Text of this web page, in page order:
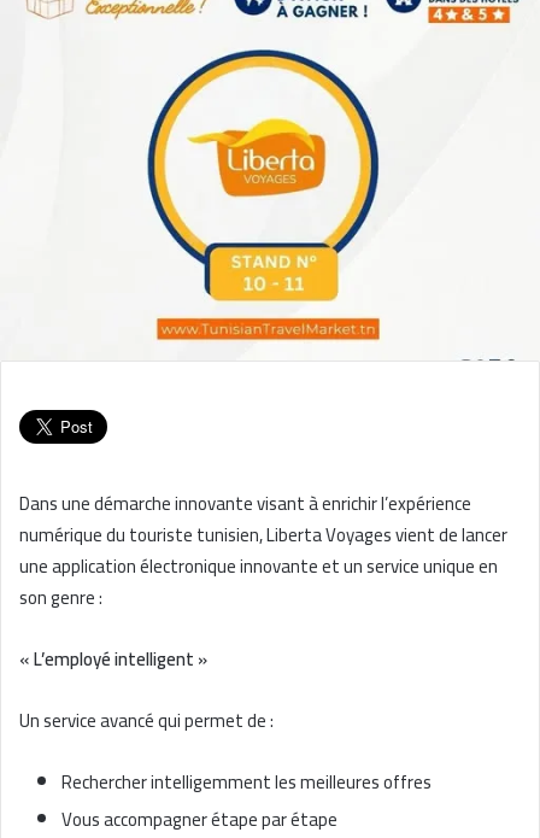
Dans une démarche innovante visant à enrichir l’expérience
numérique du touriste tunisien, Liberta Voyages vient de lancer
une application électronique innovante et un service unique en
son genre :
« L’employé intelligent »
Un service avancé qui permet de :
Rechercher intelligemment les meilleures offres
Vous accompagner étape par étape